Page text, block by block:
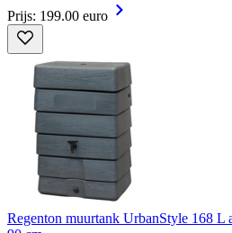
Prijs: 199.00 euro
Regenton muurtank UrbanStyle 168 L